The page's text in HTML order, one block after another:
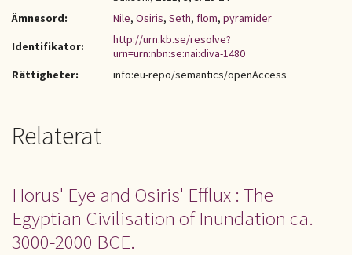
Ämnesord:
Nile, Osiris, Seth, flom, pyramider
Identifikator:
http://urn.kb.se/resolve?
urn=urn:nbn:se:nai:diva-1480
Rättigheter:
info:eu-repo/semantics/openAccess
Relaterat
Horus' Eye and Osiris' Efflux : The
Egyptian Civilisation of Inundation ca.
3000-2000 BCE.